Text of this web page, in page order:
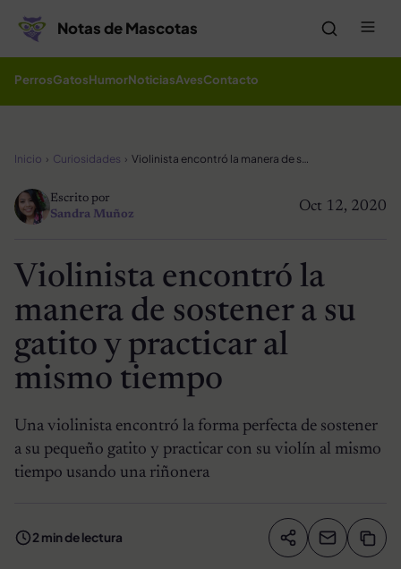
Notas de Mascotas
PerrosGatosHumorNoticiasAvesContacto
Inicio Curiosidades Violinista encontró la manera de sostener a su gatito y practicar al mismo tiempo
Oct 12, 2020
Escrito por
Sandra Muñoz
Violinista encontró la
manera de sostener a su
gatito y practicar al
mismo tiempo
Una violinista encontró la forma perfecta de sostener
a su pequeño gatito y practicar con su violín al mismo
tiempo usando una riñonera
2 min de lectura Compartir